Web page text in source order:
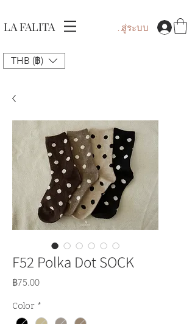
LA FALITA
THB (฿)
เข้าสู่ระบบ
F52 Polka Dot SOCK
฿75.00ราคา
Color *